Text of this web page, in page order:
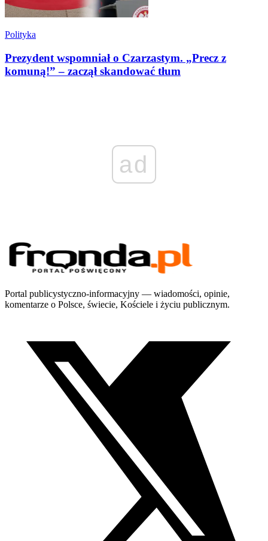
Polityka
Prezydent wspomniał o Czarzastym. „Precz z
komuną!” – zaczął skandować tłum
ad
Portal publicystyczno-informacyjny — wiadomości, opinie,
komentarze o Polsce, świecie, Kościele i życiu publicznym.